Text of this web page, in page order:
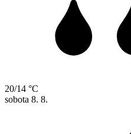
20/14 °C
sobota 8. 8.